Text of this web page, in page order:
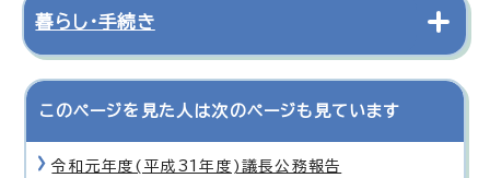
暮らし・手続き
このページを見た人は次のページも見ています
令和元年度(平成31年度)議長公務報告